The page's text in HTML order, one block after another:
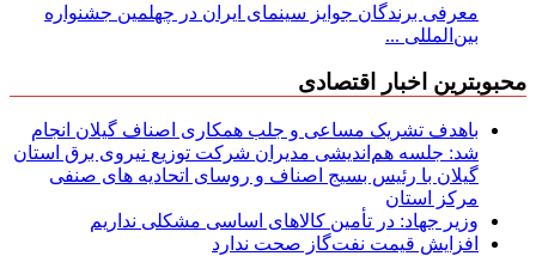
معرفی برندگان جوایز سینمای ایران در چهلمین جشنواره
بین‌المللی ...
محبوبترین اخبار اقتصادی
باهدف تشریک مساعی و جلب همکاری اصناف گیلان انجام
شد: جلسه هم‌اندیشی مدیران شركت توزیع نیروی برق استان
گیلان با رئیس بسیج اصناف و روسای اتحادیه های صنفی
مركز استان
وزیر جهاد: در تأمین کالاهای اساسی مشکلی نداریم
افزایش قیمت نفت‌گاز صحت ندارد